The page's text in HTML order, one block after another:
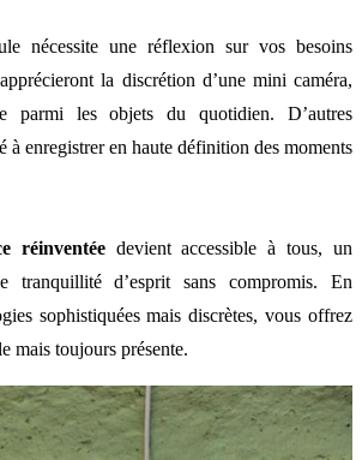
nécessite une réflexion sur vos besoins
la discrétion d’une mini caméra,
parmi les objets du quotidien. D’autres
à enregistrer en haute définition des moments
réinventéedevient accessible à tous, un
tranquillité d’esprit sans compromis. En
sophistiquées mais discrètes, vous offrez
mais toujours présente.